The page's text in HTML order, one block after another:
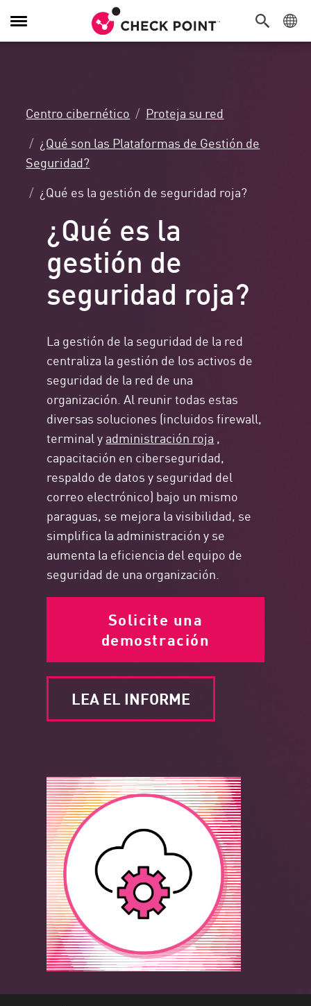
Alternar
navegación
Centro cibernético
Proteja su red
¿Qué son las Plataformas de Gestión de
Seguridad?
¿Qué es la gestión de seguridad roja?
¿Qué es la
gestión de
seguridad roja?
La gestión de la seguridad de la red
centraliza la gestión de los activos de
seguridad de la red de una
organización. Al reunir todas estas
diversas soluciones (incluidos firewall,
terminal yadministración roja ,
capacitación en ciberseguridad,
respaldo de datos y seguridad del
correo electrónico) bajo un mismo
paraguas, se mejora la visibilidad, se
simplifica la administración y se
aumenta la eficiencia del equipo de
seguridad de una organización.
Solicite una
demostración
LEA EL INFORME